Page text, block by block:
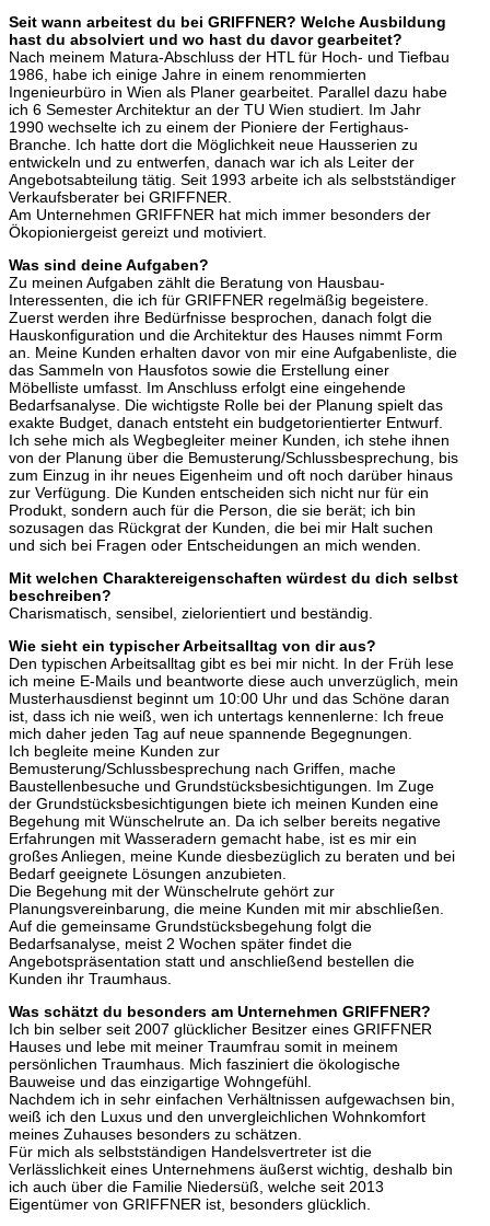
Seit wann arbeitest du bei GRIFFNER? Welche Ausbildung
hast du absolviert und wo hast du davor gearbeitet?
Nach meinem Matura-Abschluss der HTL für Hoch- und Tiefbau
1986, habe ich einige Jahre in einem renommierten
Ingenieurbüro in Wien als Planer gearbeitet. Parallel dazu habe
ich 6 Semester Architektur an der TU Wien studiert. Im Jahr
1990 wechselte ich zu einem der Pioniere der Fertighaus-
Branche. Ich hatte dort die Möglichkeit neue Hausserien zu
entwickeln und zu entwerfen, danach war ich als Leiter der
Angebotsabteilung tätig. Seit 1993 arbeite ich als selbstständiger
Verkaufsberater bei GRIFFNER.
Am Unternehmen GRIFFNER hat mich immer besonders der
Ökopioniergeist gereizt und motiviert.
Was sind deine Aufgaben?
Zu meinen Aufgaben zählt die Beratung von Hausbau-
Interessenten, die ich für GRIFFNER regelmäßig begeistere.
Zuerst werden ihre Bedürfnisse besprochen, danach folgt die
Hauskonfiguration und die Architektur des Hauses nimmt Form
an. Meine Kunden erhalten davor von mir eine Aufgabenliste, die
das Sammeln von Hausfotos sowie die Erstellung einer
Möbelliste umfasst. Im Anschluss erfolgt eine eingehende
Bedarfsanalyse. Die wichtigste Rolle bei der Planung spielt das
exakte Budget, danach entsteht ein budgetorientierter Entwurf.
Ich sehe mich als Wegbegleiter meiner Kunden, ich stehe ihnen
von der Planung über die Bemusterung/Schlussbesprechung, bis
zum Einzug in ihr neues Eigenheim und oft noch darüber hinaus
zur Verfügung. Die Kunden entscheiden sich nicht nur für ein
Produkt, sondern auch für die Person, die sie berät; ich bin
sozusagen das Rückgrat der Kunden, die bei mir Halt suchen
und sich bei Fragen oder Entscheidungen an mich wenden.
Mit welchen Charaktereigenschaften würdest du dich selbst
beschreiben?
Charismatisch, sensibel, zielorientiert und beständig.
Wie sieht ein typischer Arbeitsalltag von dir aus?
Den typischen Arbeitsalltag gibt es bei mir nicht. In der Früh lese
ich meine E-Mails und beantworte diese auch unverzüglich, mein
Musterhausdienst beginnt um 10:00 Uhr und das Schöne daran
ist, dass ich nie weiß, wen ich untertags kennenlerne: Ich freue
mich daher jeden Tag auf neue spannende Begegnungen.
Ich begleite meine Kunden zur
Bemusterung/Schlussbesprechung nach Griffen, mache
Baustellenbesuche und Grundstücksbesichtigungen. Im Zuge
der Grundstücksbesichtigungen biete ich meinen Kunden eine
Begehung mit Wünschelrute an. Da ich selber bereits negative
Erfahrungen mit Wasseradern gemacht habe, ist es mir ein
großes Anliegen, meine Kunde diesbezüglich zu beraten und bei
Bedarf geeignete Lösungen anzubieten.
Die Begehung mit der Wünschelrute gehört zur
Planungsvereinbarung, die meine Kunden mit mir abschließen.
Auf die gemeinsame Grundstücksbegehung folgt die
Bedarfsanalyse, meist 2 Wochen später findet die
Angebotspräsentation statt und anschließend bestellen die
Kunden ihr Traumhaus.
Was schätzt du besonders am Unternehmen GRIFFNER?
Ich bin selber seit 2007 glücklicher Besitzer eines GRIFFNER
Hauses und lebe mit meiner Traumfrau somit in meinem
persönlichen Traumhaus. Mich fasziniert die ökologische
Bauweise und das einzigartige Wohngefühl.
Nachdem ich in sehr einfachen Verhältnissen aufgewachsen bin,
weiß ich den Luxus und den unvergleichlichen Wohnkomfort
meines Zuhauses besonders zu schätzen.
Für mich als selbstständigen Handelsvertreter ist die
Verlässlichkeit eines Unternehmens äußerst wichtig, deshalb bin
ich auch über die Familie Niedersüß, welche seit 2013
Eigentümer von GRIFFNER ist, besonders glücklich.